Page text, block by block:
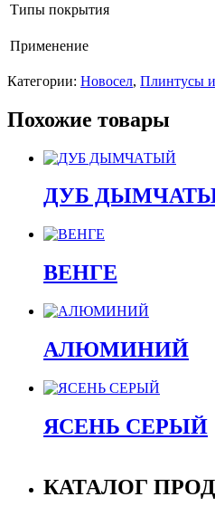
Типы покрытия
Применение
Категории: Новосел, Плинтусы
Похожие товары
ДУБ
ВЕНГЕ
АЛЮМИНИЙ
ЯСЕНЬ СЕРЫЙ
КАТАЛОГ